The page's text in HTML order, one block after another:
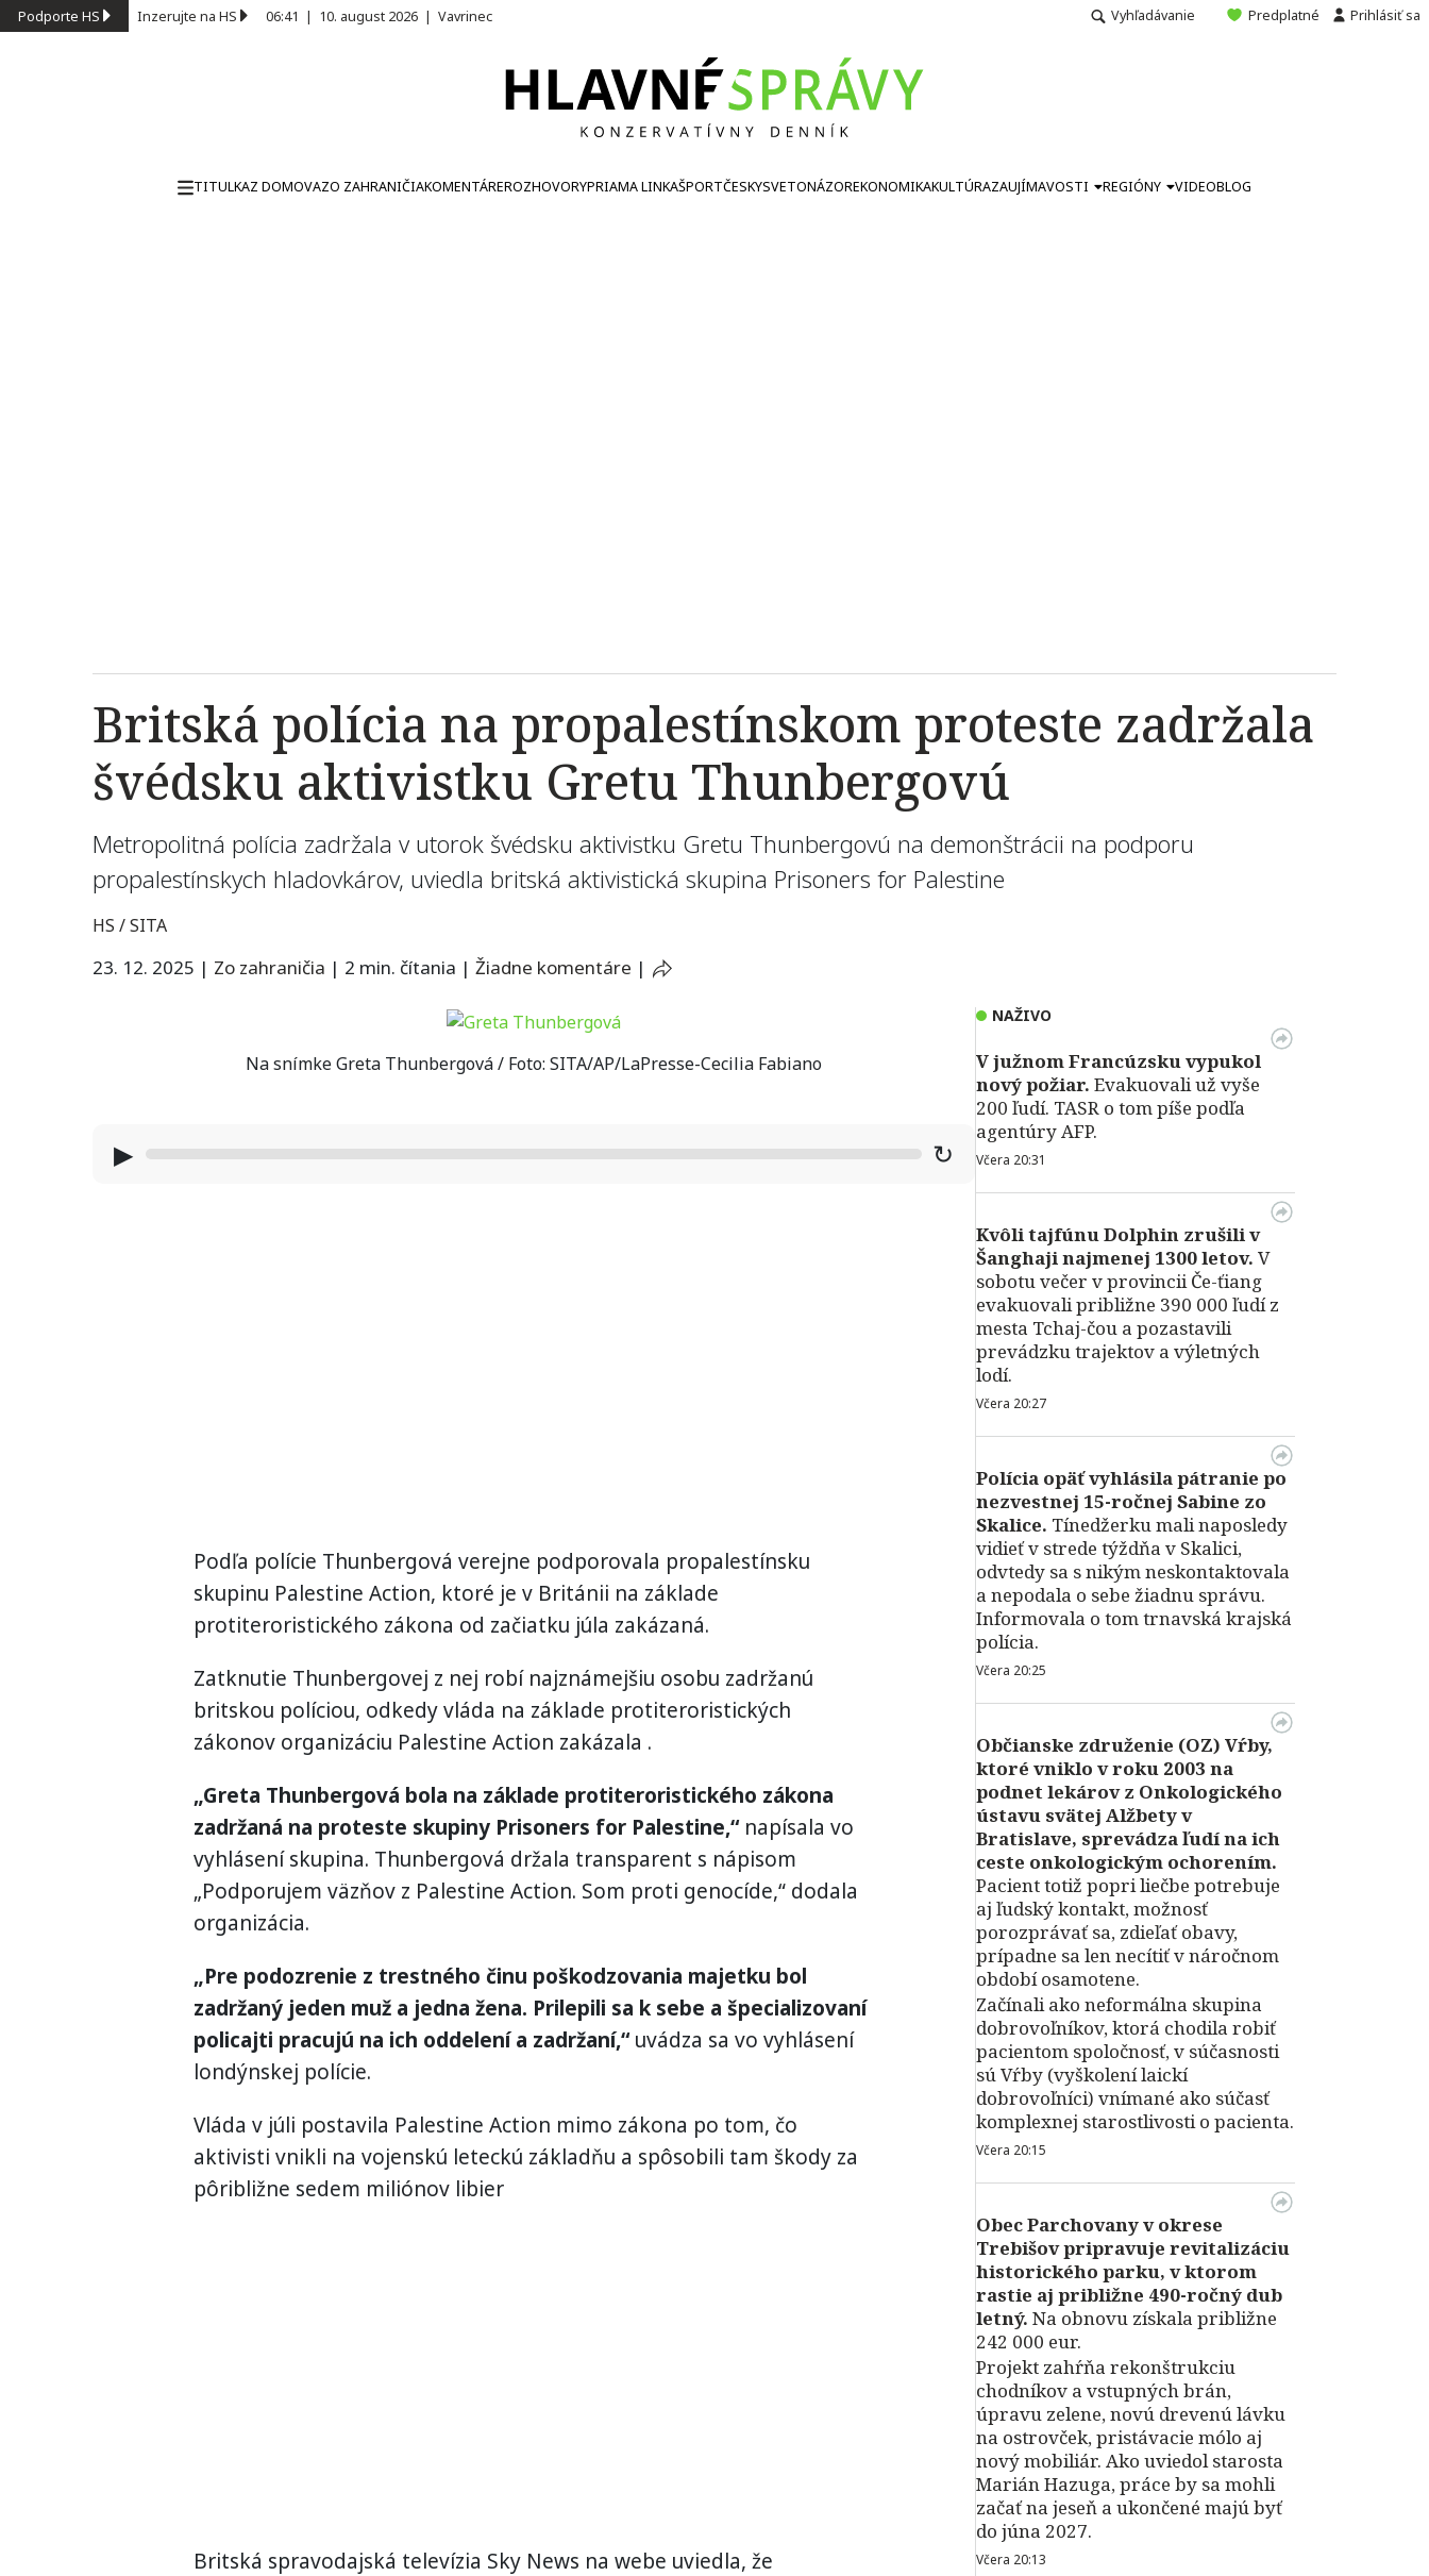
Podporte HS Inzerujte na HS 06:41 | 10. august 2026 | Vavrinec Vyhľadávanie Predplatné Prihlásiť sa
TITULKAZ DOMOVAZO ZAHRANIČIAKOMENTÁREROZHOVORYPRIAMA LINKAŠPORTČESKYSVETONÁZOREKONOMIKAKULTÚRAZAUJÍMAVOSTI REGIÓNY VIDEOBLOG
Britská polícia na propalestínskom proteste zadržala
švédsku aktivistku Gretu Thunbergovú
Metropolitná polícia zadržala v utorok švédsku aktivistku Gretu Thunbergovú na demonštrácii na podporu
propalestínskych hladovkárov, uviedla britská aktivistická skupina Prisoners for Palestine
HS / SITA
23. 12. 2025 | Zo zahraničia | 2 min. čítania | Žiadne komentáre |
Na snímke Greta Thunbergová / Foto: SITA/AP/LaPresse-Cecilia Fabiano
▶ ↻
Podľa polície Thunbergová verejne podporovala propalestínsku
skupinu Palestine Action, ktoré je v Británii na základe
protiteroristického zákona od začiatku júla zakázaná.
Zatknutie Thunbergovej z nej robí najznámejšiu osobu zadržanú
britskou políciou, odkedy vláda na základe protiteroristických
zákonov organizáciu Palestine Action zakázala .
„Greta Thunbergová bola na základe protiteroristického zákona
zadržaná na proteste skupiny Prisoners for Palestine,“napísala vo
vyhlásení skupina. Thunbergová držala transparent s nápisom
„Podporujem väzňov z Palestine Action. Som proti genocíde,“ dodala
organizácia.
„Pre podozrenie z trestného činu poškodzovania majetku bol
zadržaný jeden muž a jedna žena. Prilepili sa k sebe a špecializovaní
policajti pracujú na ich oddelení a zadržaní,“uvádza sa vo vyhlásení
londýnskej polície.
Vláda v júli postavila Palestine Action mimo zákona po tom, čo
aktivisti vnikli na vojenskú leteckú základňu a spôsobili tam škody za
pôribližne sedem miliónov libier
Britská spravodajská televízia Sky News na webe uviedla, že
NAŽIVO
V južnom Francúzsku vypukol
nový požiar. Evakuovali už vyše
200 ľudí. TASR o tom píše podľa
agentúry AFP.
Včera 20:31
Kvôli tajfúnu Dolphin zrušili v
Šanghaji najmenej 1300 letov. V
sobotu večer v provincii Če-ťiang
evakuovali približne 390 000 ľudí z
mesta Tchaj-čou a pozastavili
prevádzku trajektov a výletných
lodí.
Včera 20:27
Polícia opäť vyhlásila pátranie po
nezvestnej 15-ročnej Sabine zo
Skalice. Tínedžerku mali naposledy
vidieť v strede týždňa v Skalici,
odvtedy sa s nikým neskontaktovala
a nepodala o sebe žiadnu správu.
Informovala o tom trnavská krajská
polícia.
Včera 20:25
Občianske združenie (OZ) Vŕby,
ktoré vniklo v roku 2003 na
podnet lekárov z Onkologického
ústavu svätej Alžbety v
Bratislave, sprevádza ľudí na ich
ceste onkologickým ochorením.
Pacient totiž popri liečbe potrebuje
aj ľudský kontakt, možnosť
porozprávať sa, zdieľať obavy,
prípadne sa len necítiť v náročnom
období osamotene.
Začínali ako neformálna skupina
dobrovoľníkov, ktorá chodila robiť
pacientom spoločnosť, v súčasnosti
sú Vŕby (vyškolení laickí
dobrovoľníci) vnímané ako súčasť
komplexnej starostlivosti o pacienta.
Včera 20:15
Obec Parchovany v okrese
Trebišov pripravuje revitalizáciu
historického parku, v ktorom
rastie aj približne 490-ročný dub
letný. Na obnovu získala približne
242 000 eur.
Projekt zahŕňa rekonštrukciu
chodníkov a vstupných brán,
úpravu zelene, novú drevenú lávku
na ostrovček, pristávacie mólo aj
nový mobiliár. Ako uviedol starosta
Marián Hazuga, práce by sa mohli
začať na jeseň a ukončené majú byť
do júna 2027.
Včera 20:13